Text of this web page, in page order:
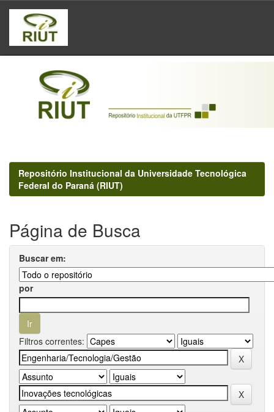
Skip
navigation
Repositório Institucional da Universidade Tecnológica
Federal do Paraná (RIUT)
Página de Busca
Buscar em:
por
Filtros correntes: